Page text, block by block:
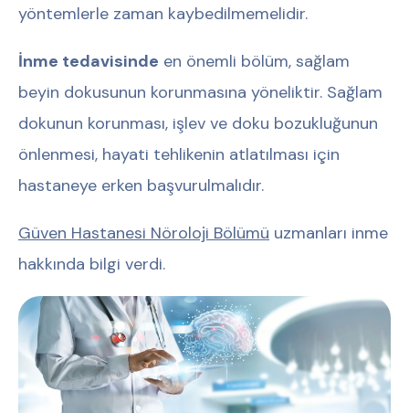
yöntemlerle zaman kaybedilmemelidir.
İnme tedavisinde en önemli bölüm, sağlam
beyin dokusunun korunmasına yöneliktir. Sağlam
dokunun korunması, işlev ve doku bozukluğunun
önlenmesi, hayati tehlikenin atlatılması için
hastaneye erken başvurulmalıdır.
Güven Hastanesi Nöroloji Bölümü uzmanları inme
hakkında bilgi verdi.